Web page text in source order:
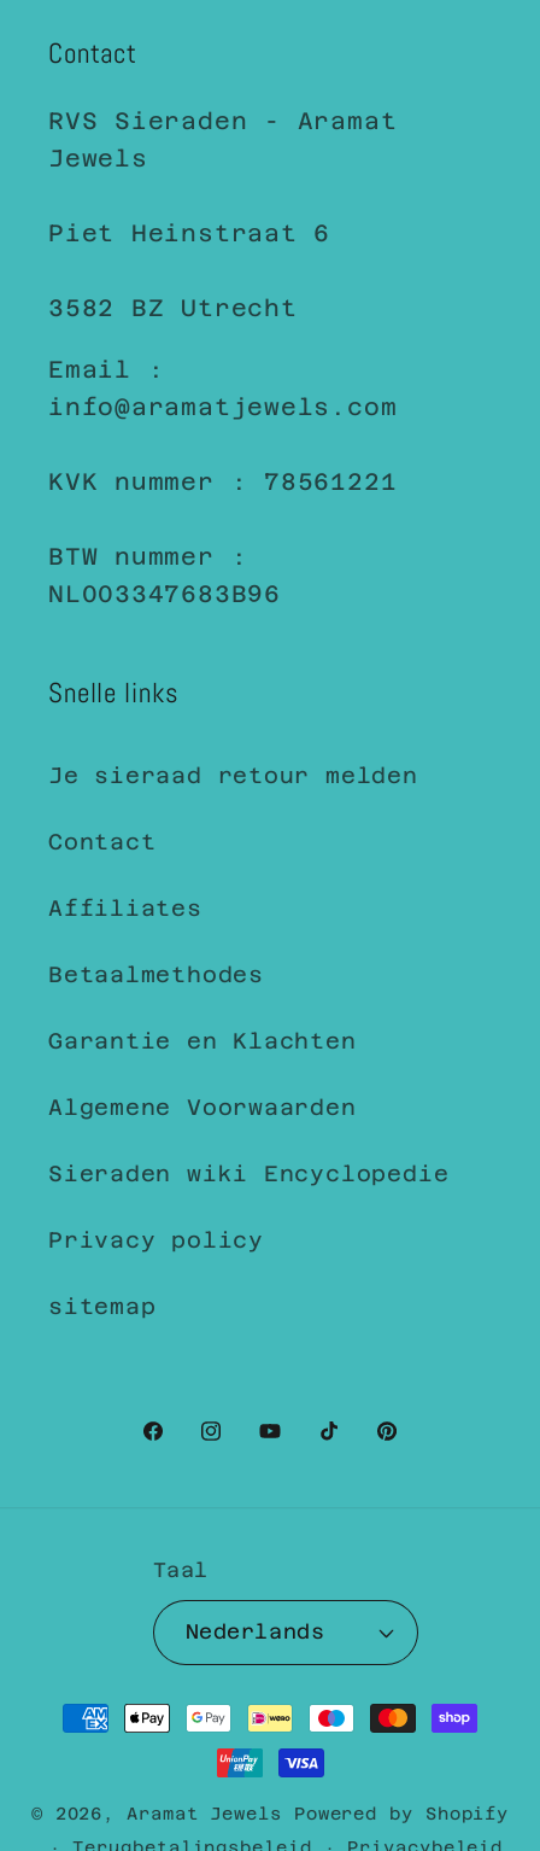
Contact
RVS Sieraden - Aramat
Jewels
Piet Heinstraat 6
3582 BZ Utrecht
Email :
info@aramatjewels.com
KVK nummer : 78561221
BTW nummer :
NL003347683B96
Snelle links
Je sieraad retour melden
Contact
Affiliates
Betaalmethodes
Garantie en Klachten
Algemene Voorwaarden
Sieraden wiki Encyclopedie
Privacy policy
sitemap
Facebook
Instagram
YouTubeTikTokPinterest
Taal
Nederlands
Betaalmethoden
© 2026, Aramat Jewels Powered by Shopify